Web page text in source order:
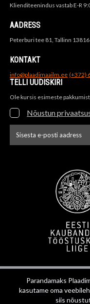
Parandamaks
kasutame oma
siis
Klienditeenindus vastab E-R
AADRESS
Peterburi tee 81, Tallinn 13816
KONTAKT
info@plaadimaailm.ee (+372)
TELLI UUDISKIRI
Ole kursis esimeste
Nõustun